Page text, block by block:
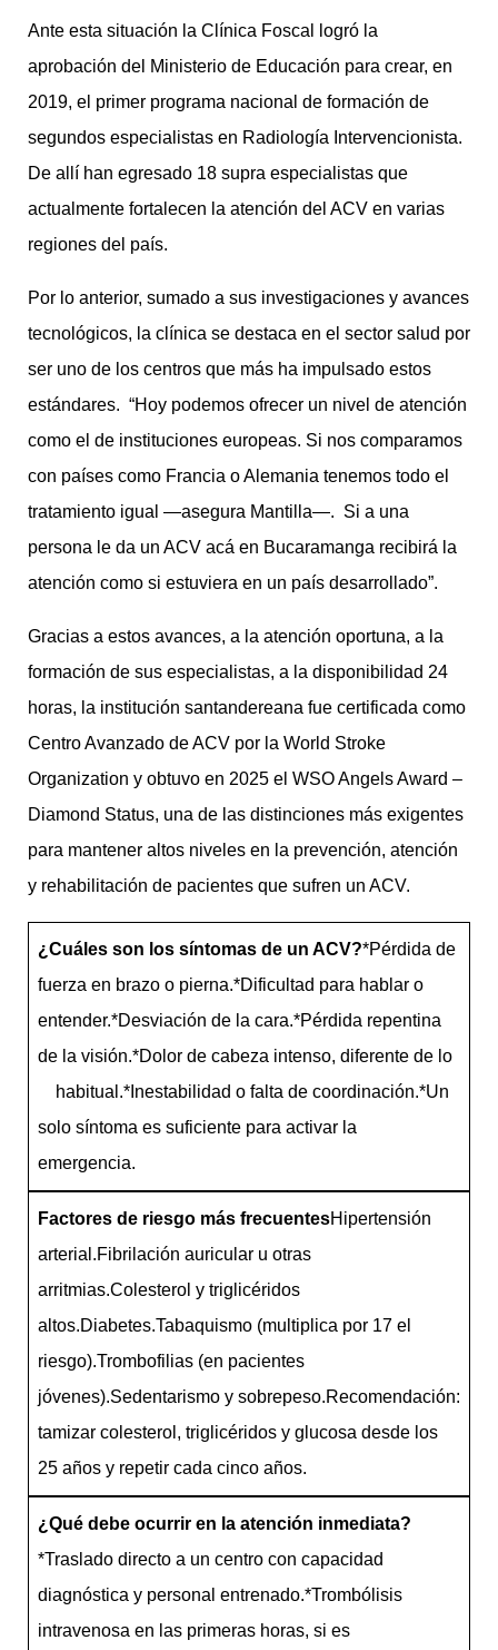
Ante esta situación la Clínica Foscal logró la
aprobación del Ministerio de Educación para crear, en
2019, el primer programa nacional de formación de
segundos especialistas en Radiología Intervencionista.
De allí han egresado 18 supra especialistas que
actualmente fortalecen la atención del ACV en varias
regiones del país.
Por lo anterior, sumado a sus investigaciones y avances
tecnológicos, la clínica se destaca en el sector salud por
ser uno de los centros que más ha impulsado estos
estándares. “Hoy podemos ofrecer un nivel de atención
como el de instituciones europeas. Si nos comparamos
con países como Francia o Alemania tenemos todo el
tratamiento igual —asegura Mantilla—. Si a una
persona le da un ACV acá en Bucaramanga recibirá la
atención como si estuviera en un país desarrollado”.
Gracias a estos avances, a la atención oportuna, a la
formación de sus especialistas, a la disponibilidad 24
horas, la institución santandereana fue certificada como
Centro Avanzado de ACV por la World Stroke
Organization y obtuvo en 2025 el WSO Angels Award –
Diamond Status, una de las distinciones más exigentes
para mantener altos niveles en la prevención, atención
y rehabilitación de pacientes que sufren un ACV.
¿Cuáles son los síntomas de un ACV?*Pérdida de
fuerza en brazo o pierna.*Dificultad para hablar o
entender.*Desviación de la cara.*Pérdida repentina
de la visión.*Dolor de cabeza intenso, diferente de lo
habitual.*Inestabilidad o falta de coordinación.*Un
solo síntoma es suficiente para activar la
emergencia.
Factores de riesgo más frecuentesHipertensión
arterial.Fibrilación auricular u otras
arritmias.Colesterol y triglicéridos
altos.Diabetes.Tabaquismo (multiplica por 17 el
riesgo).Trombofilias (en pacientes
jóvenes).Sedentarismo y sobrepeso.Recomendación:
tamizar colesterol, triglicéridos y glucosa desde los
25 años y repetir cada cinco años.
¿Qué debe ocurrir en la atención inmediata?
*Traslado directo a un centro con capacidad
diagnóstica y personal entrenado.*Trombólisis
intravenosa en las primeras horas, si es